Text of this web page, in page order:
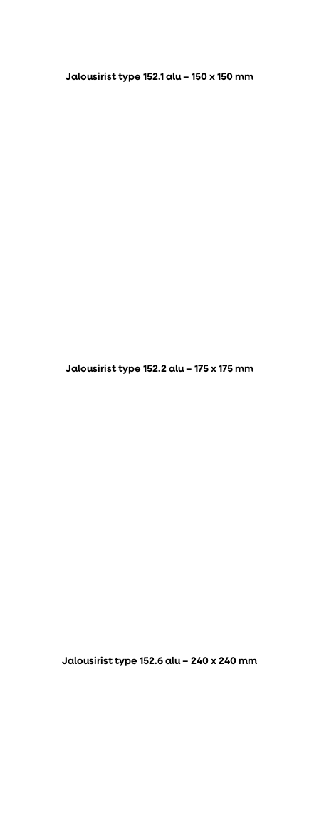
Jalousirist type 152.1 alu – 150 x 150 mm
Jalousirist type 152.2 alu – 175 x 175 mm
Jalousirist type 152.6 alu – 240 x 240 mm